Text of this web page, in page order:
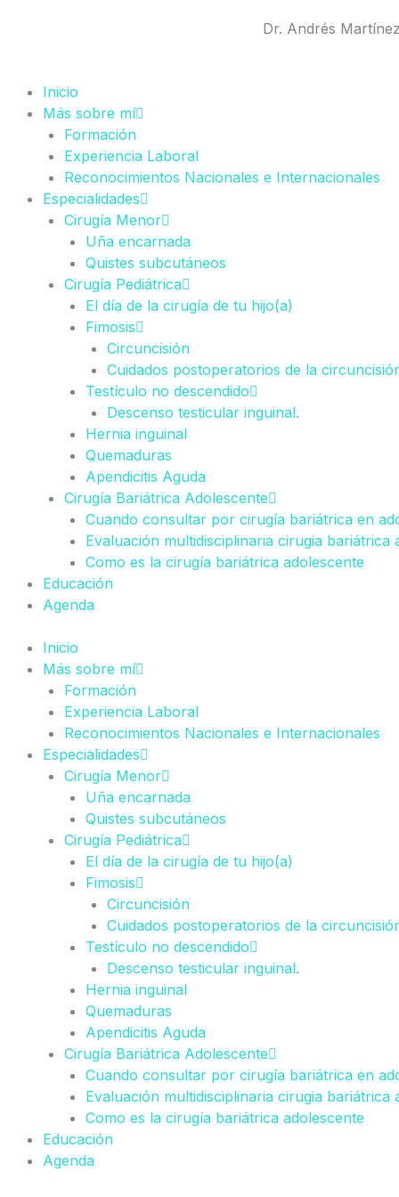
Dr. Andrés Martínez
Inicio
Más sobre mí
Formación
Experiencia Laboral
Reconocimientos Nacionales e Internacionales
Especialidades
Cirugía Menor
Uña encarnada
Quistes subcutáneos
Cirugía Pediátrica
El día de la cirugía de tu hijo(a)
Fimosis
Circuncisión
Cuidados postoperatorios de la
Testículo no descendido
Descenso testicular inguinal.
Hernia inguinal
Quemaduras
Apendicitis Aguda
Cirugía Bariátrica Adolescente
Cuando consultar por cirugía bariátrica en
Evaluación multidisciplinaria cirugia bariátrica
Como es la cirugía bariátrica adolescente
Educación
Agenda
Inicio
Más sobre mí
Formación
Experiencia Laboral
Reconocimientos Nacionales e Internacionales
Especialidades
Cirugía Menor
Uña encarnada
Quistes subcutáneos
Cirugía Pediátrica
El día de la cirugía de tu hijo(a)
Fimosis
Circuncisión
Cuidados postoperatorios de la
Testículo no descendido
Descenso testicular inguinal.
Hernia inguinal
Quemaduras
Apendicitis Aguda
Cirugía Bariátrica Adolescente
Cuando consultar por cirugía bariátrica en
Evaluación multidisciplinaria cirugia bariátrica
Como es la cirugía bariátrica adolescente
Educación
Agenda